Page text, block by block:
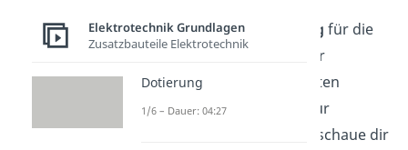
Auch dieEnergieerhaltung für die
Induktion kann nur mit der
Lenzschen Regel
eingehalten
werden. Du hast Fragen zur
? Dann schaue dir
Elektrotechnik Grundlagen
Zusatzbauteile Elektrotechnik
Dotierung
1/6 – Dauer: 04:27